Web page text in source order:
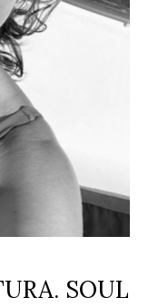
SOUL